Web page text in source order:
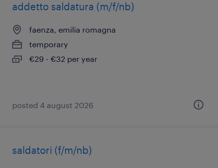
addetto saldatura (m/f/nb)
faenza, emilia romagna
temporary
€29 - €32 per year
posted 4 august 2026
saldatori (f/m/nb)